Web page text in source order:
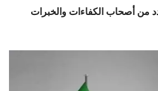
من أصحاب الكفاءات والخبرات